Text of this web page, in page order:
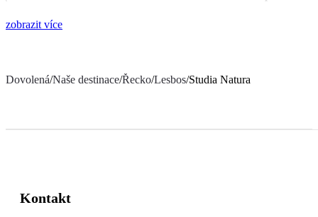
zobrazit více
Dovolená/Naše destinace/Řecko/Lesbos/Studia Natura
Kontakt